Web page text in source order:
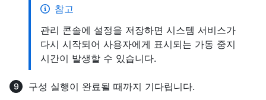
참고
관리 콘솔에 설정을 저장하면 시스템 서비스가
다시 시작되어 사용자에게 표시되는 가동 중지
시간이 발생할 수 있습니다.
구성 실행이 완료될 때까지 기다립니다.